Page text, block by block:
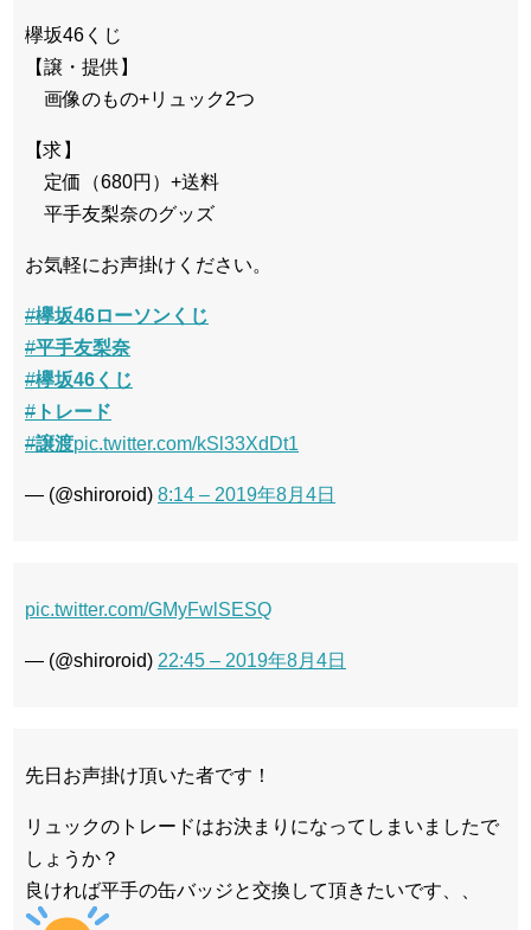
票で躍動しまくるｗ
ヒロアカの麗日お茶子ちゃんって
何で人気ないの？
Powered by livedoor 相互
RSS
欅坂46くじ
【譲・提供】
画像のもの+リュック2つ
【求】
定価（680円）+送料
平手友梨奈のグッズ
お気軽にお声掛けください。
#欅坂46ローソンくじ
#平手友梨奈
#欅坂46くじ
# トレード
#譲渡pic.twitter.com/kSl33XdDt1
— (@shiroroid) 8:14 – 2019年8月4日
pic.twitter.com/GMyFwlSESQ
— (@shiroroid) 22:45 – 2019年8月4日
先日お声掛け頂いた者です！
リュックのトレードはお決まりになってしまいましたで
しょうか？
良ければ平手の缶バッジと交換して頂きたいです、、